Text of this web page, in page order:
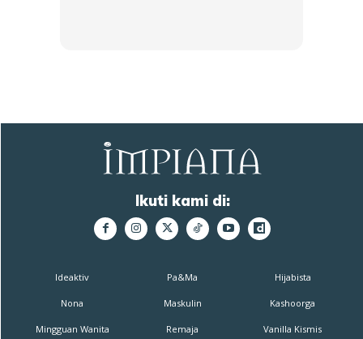
Ikuti kami di:
Ideaktiv
Nona
Mingguan Wanita
Pa&Ma
Maskulin
Remaja
Hijabista
Kashoorga
Vanilla Kismis